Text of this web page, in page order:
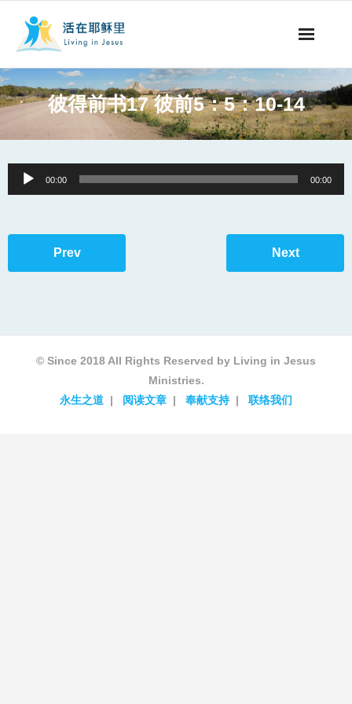
事工概要
阅读文章
彼得前书17 彼前5：5：10-14
Audio
Player
00:00 00:00
Prev Next
© Since 2018 All Rights Reserved by Living in Jesus
Ministries.
永生之道
阅读文章 奉献支持 联络我们